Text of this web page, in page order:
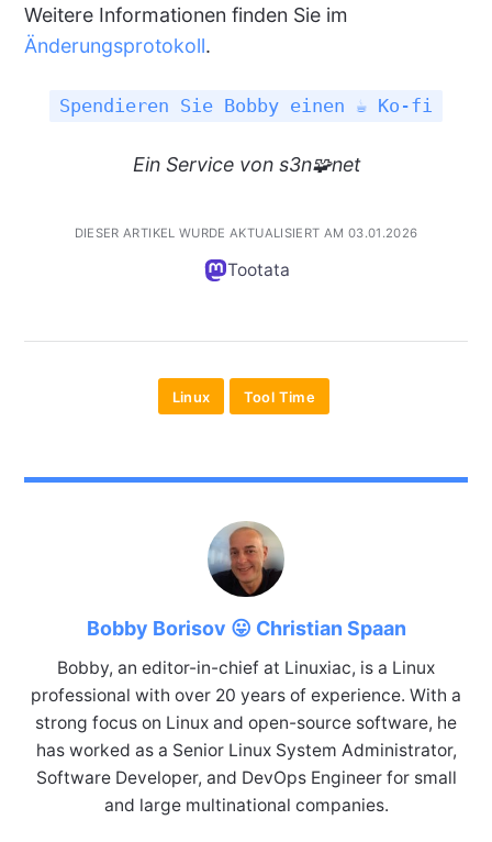
Weitere Informationen finden Sie im
Änderungsprotokoll.
Spendieren Sie Bobby einen ☕ Ko-fi
Ein Servicevon s3n🧩net
DIESER ARTIKEL WURDE AKTUALISIERT AM 03.01.2026
Tootata
Linux Tool Time
Bobby Borisov 😛 Christian Spaan
Bobby, an editor-in-chief at Linuxiac, is a Linux
professional with over 20 years of experience. With a
strong focus on Linux and open-source software, he
has worked as a Senior Linux System Administrator,
Software Developer, and DevOps Engineer for small
and large multinational companies.